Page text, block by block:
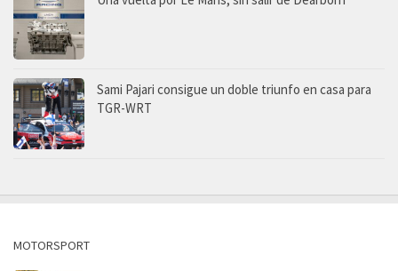
Sami Pajari consigue un doble triunfo en casa para
TGR-WRT
MOTORSPORT